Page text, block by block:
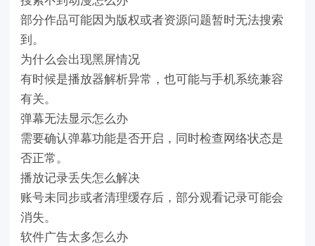
部分作品可能因为版权或者资源问题暂时无法搜索
到。
为什么会出现黑屏情况
有时候是播放器解析异常，也可能与手机系统兼容
有关。
弹幕无法显示怎么办
需要确认弹幕功能是否开启，同时检查网络状态是
否正常。
播放记录丢失怎么解决
账号未同步或者清理缓存后，部分观看记录可能会
消失。
软件广告太多怎么办